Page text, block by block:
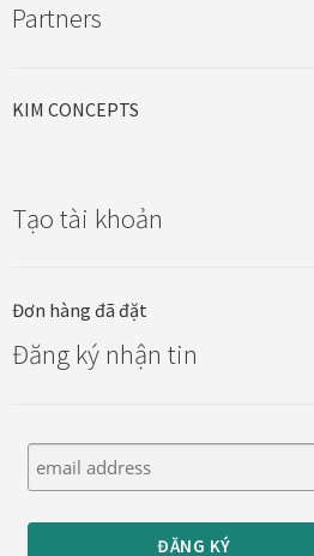
Tranh Bắc Âu – Scandinavian
Tranh treo phòng làm việc giám đốc
Partners
KIM CONCEPTS
Tạo tài khoản
Đơn hàng đã đặt
Đăng ký nhận tin